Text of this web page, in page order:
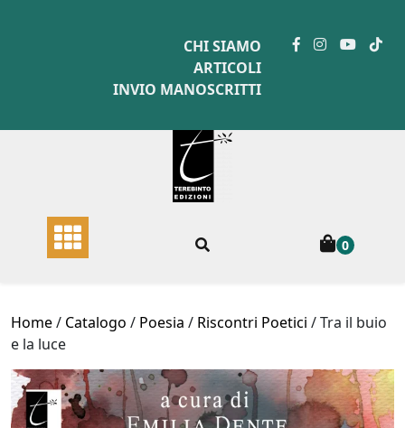
CHI SIAMO
ARTICOLI
INVIO MANOSCRITTI
0
Home/ Catalogo / Poesia / Riscontri Poetici / Tra il buio
e la luce